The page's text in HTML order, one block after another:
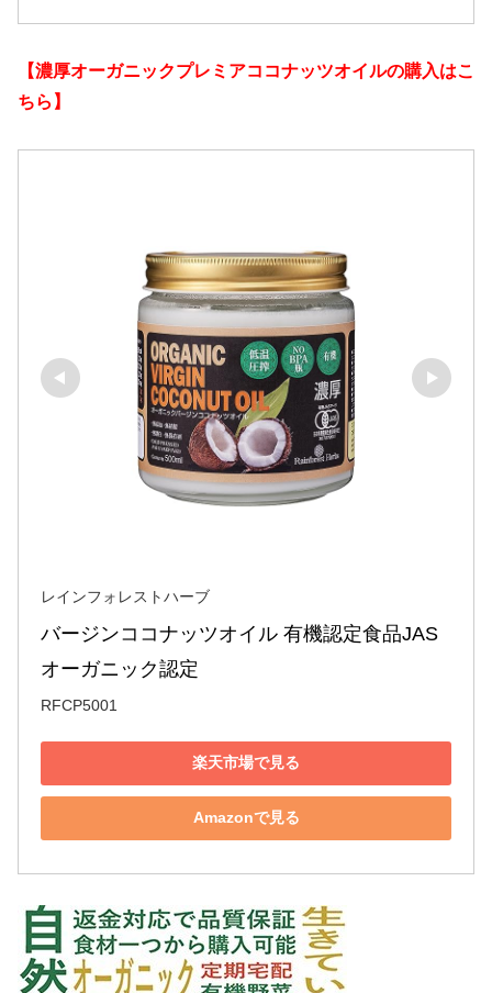
【濃厚オーガニックプレミアココナッツオイルの購入はこ
ちら】
レインフォレストハーブ
バージンココナッツオイル 有機認定食品JAS
オーガニック認定
RFCP5001
楽天市場で見る
Amazonで見る